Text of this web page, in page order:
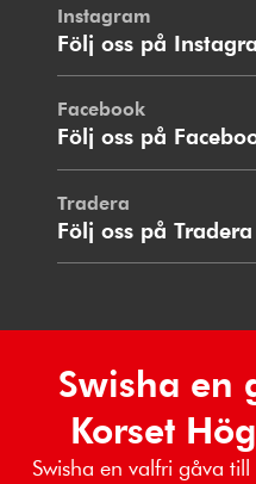
Instagram
Följ oss på
Facebook
Följ oss på
Tradera
Följ oss på Tradera
Swisha en
Korset
Swisha en valfri gåva